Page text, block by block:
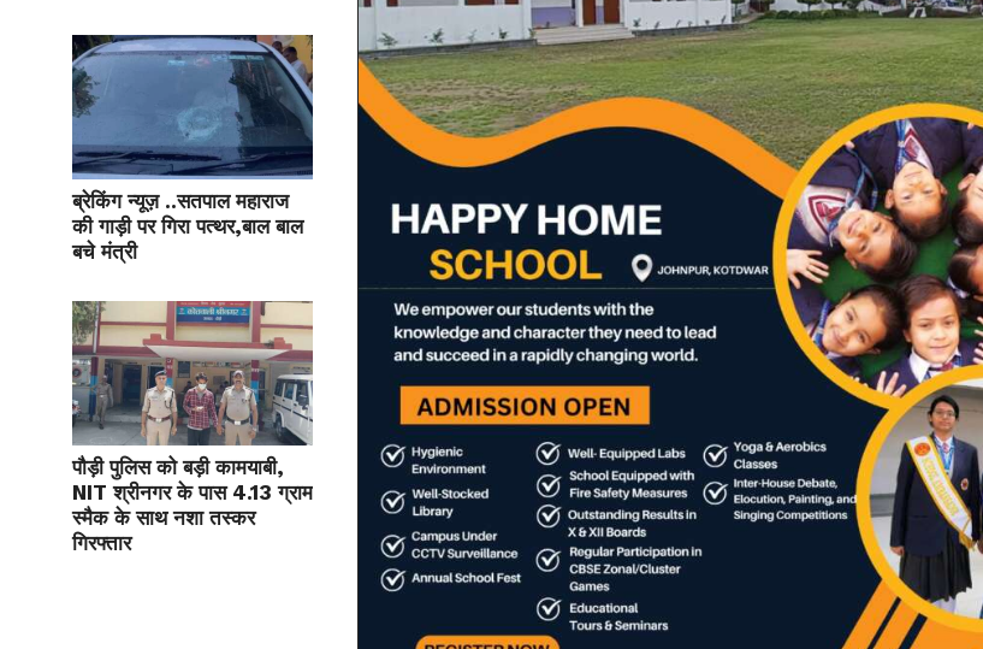
ब्रेकिंग न्यूज़ ..सतपाल महाराज
की गाड़ी पर गिरा पत्थर,बाल बाल
बचे मंत्री
पौड़ी पुलिस को बड़ी कामयाबी,
NIT श्रीनगर के पास 4.13 ग्राम
स्मैक के साथ नशा तस्कर
गिरफ्तार